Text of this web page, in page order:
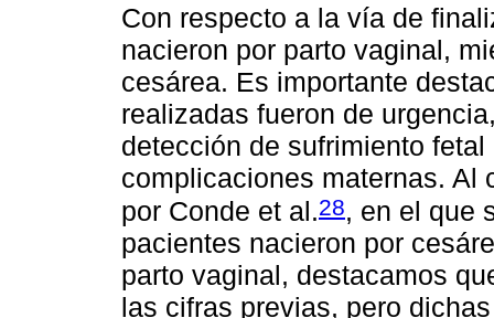
Con respecto a la vía de
nacieron por parto vaginal,
cesárea. Es importante
realizadas fueron de
detección de sufrimiento
complicaciones maternas. Al
por Conde et al.28, en el que
pacientes nacieron por
parto vaginal, destacamos
las cifras previas, pero